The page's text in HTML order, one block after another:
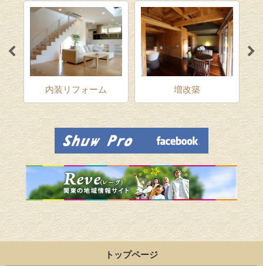
内装リフォーム 増改築
トップページ